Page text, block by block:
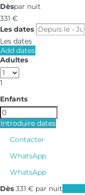
Dèspar nuit
331 €
Les dates
Les dates
Add dates
Adultes
1
Enfants
Introduire dates
Contacter
WhatsApp
WhatsApp
Dès 331 € par nuit